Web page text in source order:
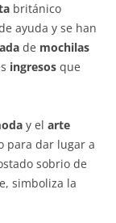
británico
ayuda y se han
de mochilas
ingresos que
y el arte
para dar lugar a
sobrio de
simboliza la